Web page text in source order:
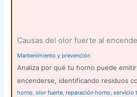
Causas del olor fuerte al
Mantenimiento y prevención
Analiza por qué tu horno puede
encenderse, identificando residuos
horno,olor fuerte,reparación horno,servicio